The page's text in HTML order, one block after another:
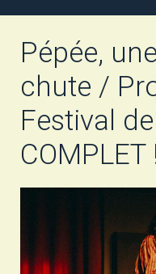
Pépée,
chute /
Festival
COMPLET